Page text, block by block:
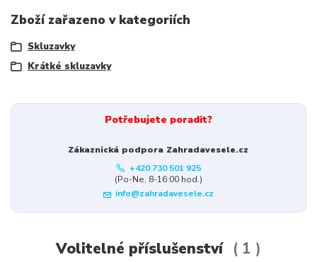
Zboží zařazeno v kategoriích
Skluzavky
Krátké skluzavky
Potřebujete poradit?
Zákaznická podpora Zahradavesele.cz
+420 730 501 925
(Po-Ne, 8-16:00 hod.)
info@zahradavesele.cz
Volitelné příslušenství 1